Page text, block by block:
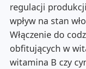
regulacji
wpływ na stan
Włączenie do
obfitujących w
witamina B czy